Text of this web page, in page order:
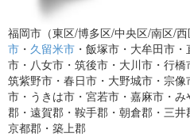
福岡市（東区/博多区/中央区/南区/
市 ・ 久留米市 ・飯塚市・大牟田市
市・八女市・筑後市・大川市・行
筑紫野市・春日市・大野城市・宗
市・うきは市・宮若市・嘉麻市・
郡・遠賀郡・鞍手郡・朝倉郡・三
京都郡・築上郡